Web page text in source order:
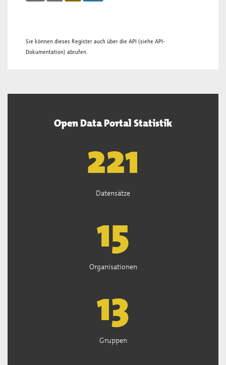
Sie können dieses Register auch über die API (siehe API-
Dokumentation) abrufen.
Open Data Portal Statistik
222
Datensätze
15
Organisationen
13
Gruppen